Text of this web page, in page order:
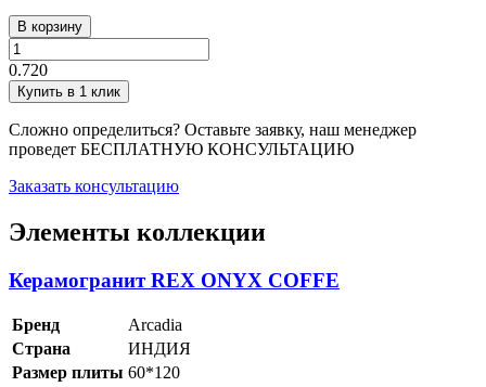
В корзину
0.720
Купить в 1 клик
Сложно определиться? Оставьте заявку, наш менеджер
проведет БЕСПЛАТНУЮ КОНСУЛЬТАЦИЮ
Заказать консультацию
Элементы коллекции
Керамогранит REX ONYX COFFE
Бренд
Arcadia
Страна
ИНДИЯ
Размер плиты 60*120